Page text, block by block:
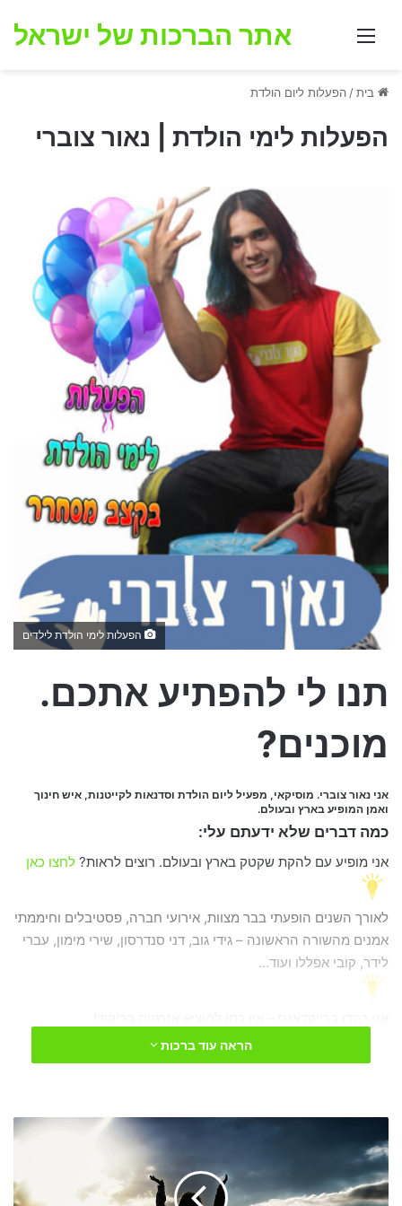
תפריט אתר הברכות של ישראל
בית/ הפעלות ליום הולדת
הפעלות לימי הולדת | נאור צוברי
הפעלות לימי הולדת לילדים
תנו לי להפתיע אתכם.
מוכנים?
אני נאור צוברי. מוסיקאי, מפעיל ליום הולדת וסדנאות לקייטנות, איש חינוך
ואמן המופיע בארץ ובעולם.
כמה דברים שלא ידעתם עלי:
אני מופיע עם להקת שקטק בארץ ובעולם. רוצים לראות? לחצו כאן
לאורך השנים הופעתי בבר מצוות, אירועי חברה, פסטיבלים וחיממתי
אמנים מהשורה הראשונה – גידי גוב, דני סנדרסון, שירי מימון, עברי
לידר, קובי אפללו ועוד…
הראה עוד ברכות
לי
לצעוק
אבא